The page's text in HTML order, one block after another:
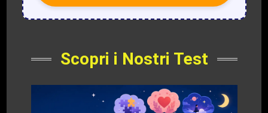
Scopri i Nostri Test